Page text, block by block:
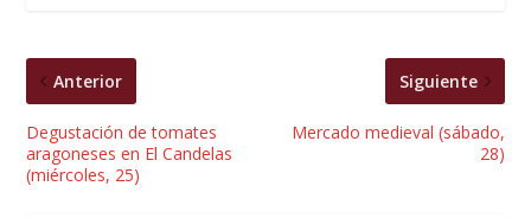
Anterior
Degustación de tomates
aragoneses en El Candelas
(miércoles, 25)
Siguiente
Mercado medieval (sábado,
28)